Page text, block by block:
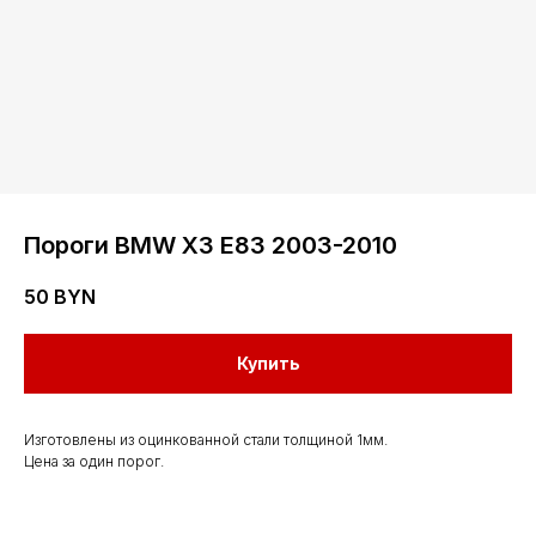
Пороги BMW X3 E83 2003-2010
50 BYN
Купить
Изготовлены из оцинкованной стали толщиной 1мм.
Цена за один порог.
Контакты
Мы работаем
с понедельника
по субботу с 9.00